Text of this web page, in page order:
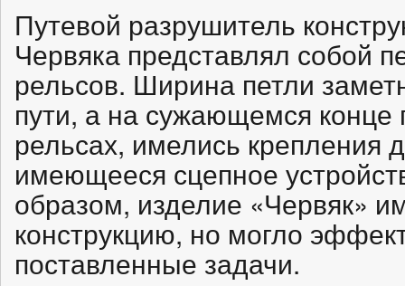
Путевой разрушитель
Червяка представлял собой
рельсов. Ширина петли
пути, а на сужающемся конце
рельсах, имелись крепления
имеющееся сцепное
образом, изделие «Червяк»
конструкцию, но могло
поставленные задачи.